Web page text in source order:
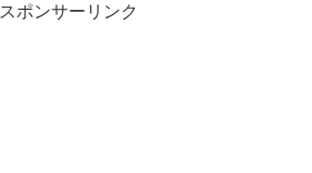
スポンサーリンク